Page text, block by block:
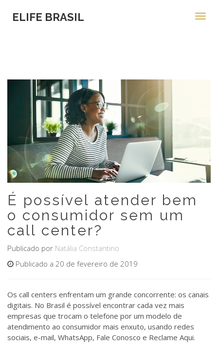
ELIFE BRASIL
É possível atender bem
o consumidor sem um
call center?
Publicado por Natália Constantino
Publicado a 20 de fevereiro de 2019
Os call centers enfrentam um grande concorrente: os canais
digitais. No Brasil é possível encontrar cada vez mais
empresas que trocam o telefone por um modelo de
atendimento ao consumidor mais enxuto, usando redes
sociais, e-mail, WhatsApp, Fale Conosco e Reclame Aqui.